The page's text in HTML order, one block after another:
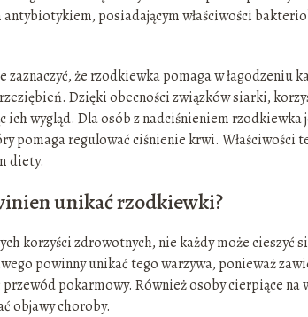
posiadającym właściwości
zaznaczyć, że rzodkiewka pomaga w łagodzeniu
Dzięki obecności związków siarki,
ich wygląd. Dla osób z nadciśnieniem rzodkiewka
pomaga regulować ciśnienie krwi. Właściwości
diety.
unikać rzodkiewki?
korzyści zdrowotnych, nie każdy może cieszyć
powinny unikać tego warzywa, ponieważ
pokarmowy. Również osoby cierpiące
objawy choroby.